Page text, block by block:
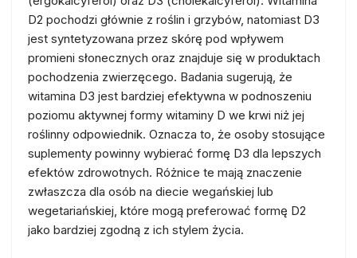
D2 pochodzi głównie z roślin i grzybów, natomiast D3
jest syntetyzowana przez skórę pod wpływem
promieni słonecznych oraz znajduje się w produktach
pochodzenia zwierzęcego. Badania sugerują, że
witamina D3 jest bardziej efektywna w podnoszeniu
poziomu aktywnej formy witaminy D we krwi niż jej
roślinny odpowiednik. Oznacza to, że osoby stosujące
suplementy powinny wybierać formę D3 dla lepszych
efektów zdrowotnych. Różnice te mają znaczenie
zwłaszcza dla osób na diecie wegańskiej lub
wegetariańskiej, które mogą preferować formę D2
jako bardziej zgodną z ich stylem życia.